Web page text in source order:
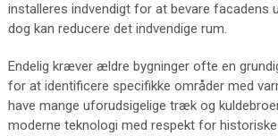
installeres indvendigt for at bevare facadens
dog kan reducere det indvendige rum.
Endelig kræver ældre bygninger ofte en
for at identificere specifikke områder med
have mange uforudsigelige træk og
moderne teknologi med respekt for